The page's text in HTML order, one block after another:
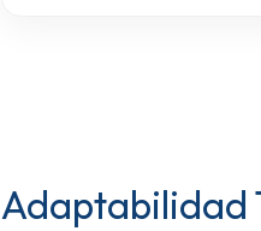
Adaptabilidad